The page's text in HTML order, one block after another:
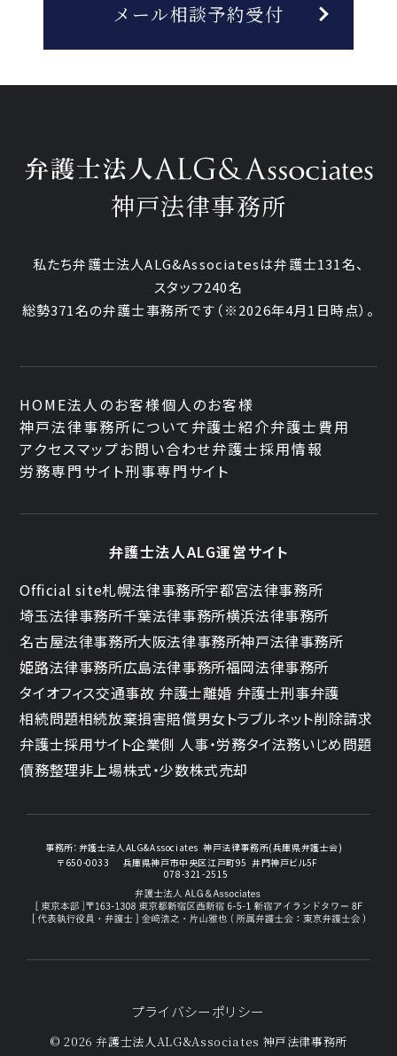
メール相談予約受付
神戸法律事務所
私たち弁護士法人ALG&Associatesは弁護士131名、
スタッフ240名
総勢371名の弁護士事務所です （※2026年4月1日時点）。
HOME法人のお客様個人のお客様
神戸法律事務所について 弁護士紹介弁護士費用
アクセスマップお問い合わせ弁護士採用情報
労務専門サイト刑事専門サイト
弁護士法人ALG運営サイト
Official site札幌法律事務所宇都宮法律事務所
埼玉法律事務所千葉法律事務所横浜法律事務所
名古屋法律事務所大阪法律事務所神戸法律事務所
姫路法律事務所広島法律事務所福岡法律事務所
タイオフィス交通事故 弁護士離婚 弁護士刑事弁護
相続問題相続放棄損害賠償男女トラブルネット削除請求
弁護士採用サイト企業側 人事・労務タイ法務いじめ問題
債務整理非上場株式・少数株式売却
事務所： 弁護士法人ALG&Associates 神戸法律事務所(兵庫県弁護士会)
〒650-0033
兵庫県神戸市中央区江戸町95 井門神戸ビル5F
078-321-2515
プライバシーポリシー
© 2026 弁護士法人ALG&Associates 神戸法律事務所